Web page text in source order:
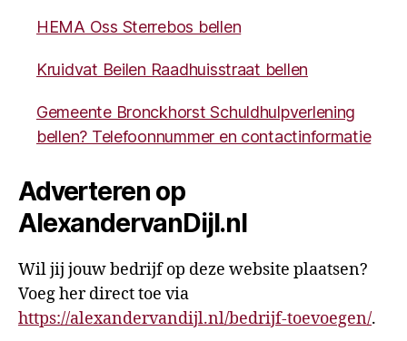
HEMA Oss Sterrebos bellen
Kruidvat Beilen Raadhuisstraat bellen
Gemeente Bronckhorst Schuldhulpverlening
bellen? Telefoonnummer en contactinformatie
Adverteren op
AlexandervanDijl.nl
Wil jij jouw bedrijf op deze website plaatsen?
Voeg her direct toe via
https://alexandervandijl.nl/bedrijf-toevoegen/.